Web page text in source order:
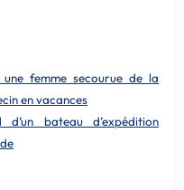
femme secourue de la
en vacances
bateau d’expédition